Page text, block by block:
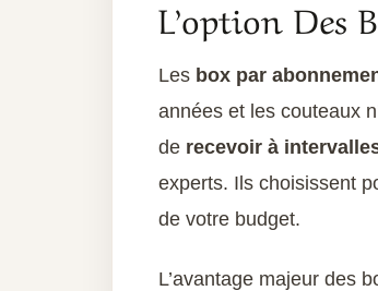
L’option Des
Les box par
années et les couteaux
de recevoir à
experts. Ils choisissent
de votre budget.
L’avantage majeur des